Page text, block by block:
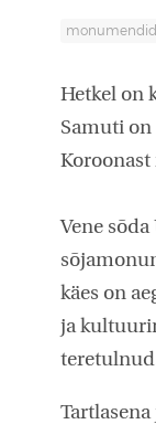
monumendid
Hetkel on
Samuti
Vene
käes on
ja